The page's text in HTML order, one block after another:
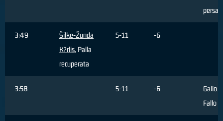
persa
3:49
Šilke-Žunda
K?rlis, Palla
recuperata
5-11 -6
3:58 5-11 -6
Gallo
Fallo